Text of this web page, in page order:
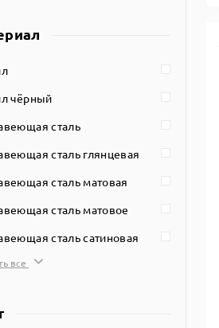
чёрный
сталь
сталь глянцевая
сталь матовая
сталь матовое
сталь сатиновая
все